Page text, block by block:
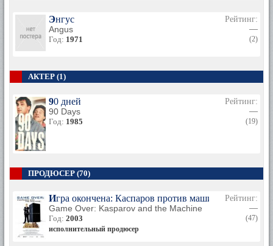
Энгус
Angus
Год: 1971
Рейтинг:
—
(2)
АКТЕР (1)
90 дней
90 Days
Год: 1985
Рейтинг:
—
(19)
ПРОДЮСЕР (70)
Игра окончена: Каспаров против машины
Game Over: Kasparov and the Machine
Год: 2003
исполнительный продюсер
Рейтинг:
—
(47)